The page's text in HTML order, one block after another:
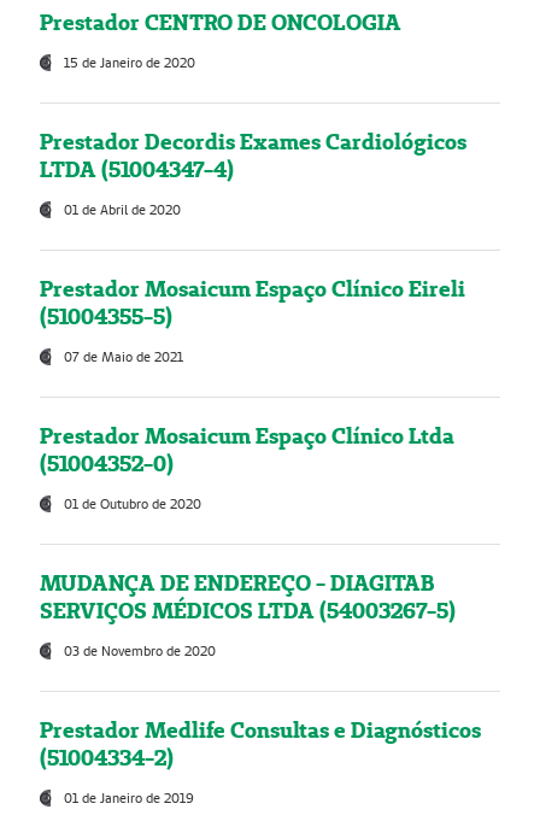
Prestador CENTRO DE ONCOLOGIA
15 de Janeiro de 2020
Prestador Decordis Exames Cardiológicos
LTDA (51004347-4)
01 de Abril de 2020
Prestador Mosaicum Espaço Clínico Eireli
(51004355-5)
07 de Maio de 2021
Prestador Mosaicum Espaço Clínico Ltda
(51004352-0)
01 de Outubro de 2020
MUDANÇA DE ENDEREÇO - DIAGITAB
SERVIÇOS MÉDICOS LTDA (54003267-5)
03 de Novembro de 2020
Prestador Medlife Consultas e Diagnósticos
(51004334-2)
01 de Janeiro de 2019